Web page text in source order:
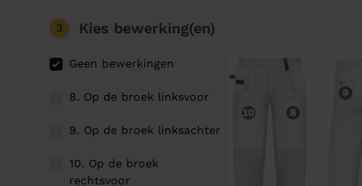
3 Kies bewerking(en)
Geen bewerkingen
8. Op de broek linksvoor
9. Op de broek linksachter
10. Op de broek
rechtsvoor